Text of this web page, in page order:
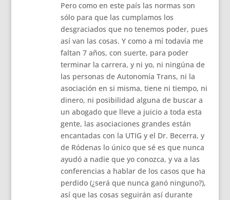
Pero como en este país las normas son
sólo para que las cumplamos los
desgraciados que no tenemos poder, pues
así van las cosas. Y como a mí todavía me
faltan 7 años, con suerte, para poder
terminar la carrera, y ni yo, ni ningúna de
las personas de Autonomía Trans, ni la
asociación en si misma, tiene ni tiempo, ni
dinero, ni posibilidad alguna de buscar a
un abogado que lleve a juicio a toda esta
gente, las asociaciones grandes están
encantadas con la UTIG y el Dr. Becerra, y
de Ródenas lo único que sé es que nunca
ayudó a nadie que yo conozca, y va a las
conferencias a hablar de los casos que ha
perdido (¿será que nunca ganó ninguno?),
así que las cosas seguirán así durante